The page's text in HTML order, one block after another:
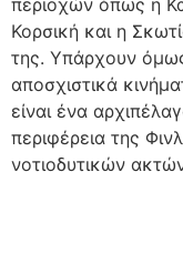
Κορσική και η
της. Υπάρχουν
αποσχιστικά
είναι ένα
περιφέρεια της
νοτιοδυτικών